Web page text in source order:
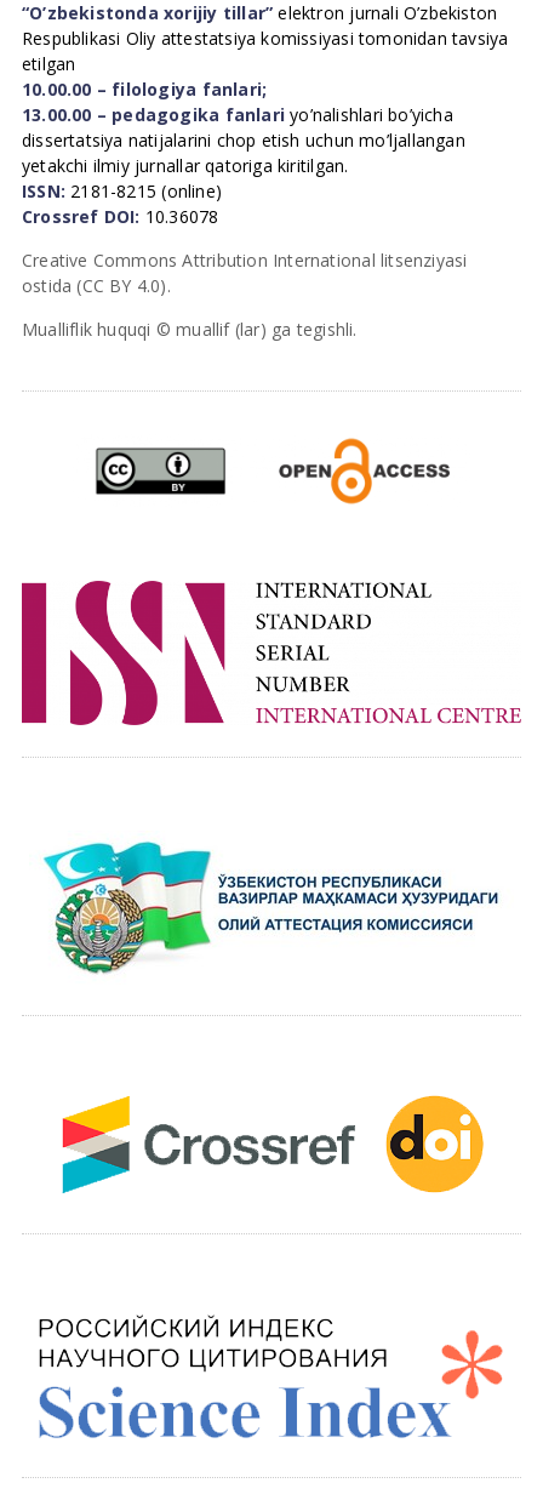
“O’zbekistonda xorijiy tillar” elektron jurnali O’zbekiston
Respublikasi Oliy attestatsiya komissiyasi tomonidan tavsiya
etilgan
10.00.00 – filologiya fanlari;
13.00.00 – pedagogika fanlari yo’nalishlari bo’yicha
dissertatsiya natijalarini chop etish uchun mo’ljallangan
yetakchi ilmiy jurnallar qatoriga kiritilgan.
ISSN: 2181-8215 (online)
Crossref DOI: 10.36078
Creative Commons Attribution International litsenziyasi
ostida (CC BY 4.0).
Mualliflik huquqi © muallif (lar) ga tegishli.